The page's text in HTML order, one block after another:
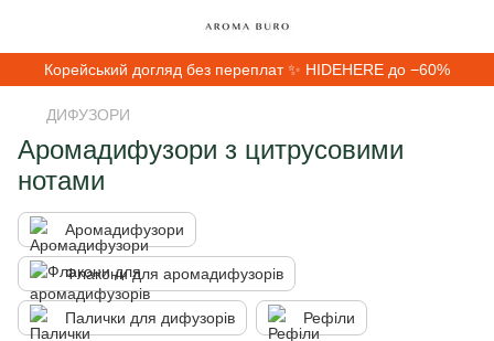
Корейський догляд без переплат ✨ HIDEHERE до −60%
ДИФУЗОРИ
Аромадифузори з цитрусовими
нотами
Аромадифузори
Флакони для аромадифузорів
Палички для дифузорів Рефіли